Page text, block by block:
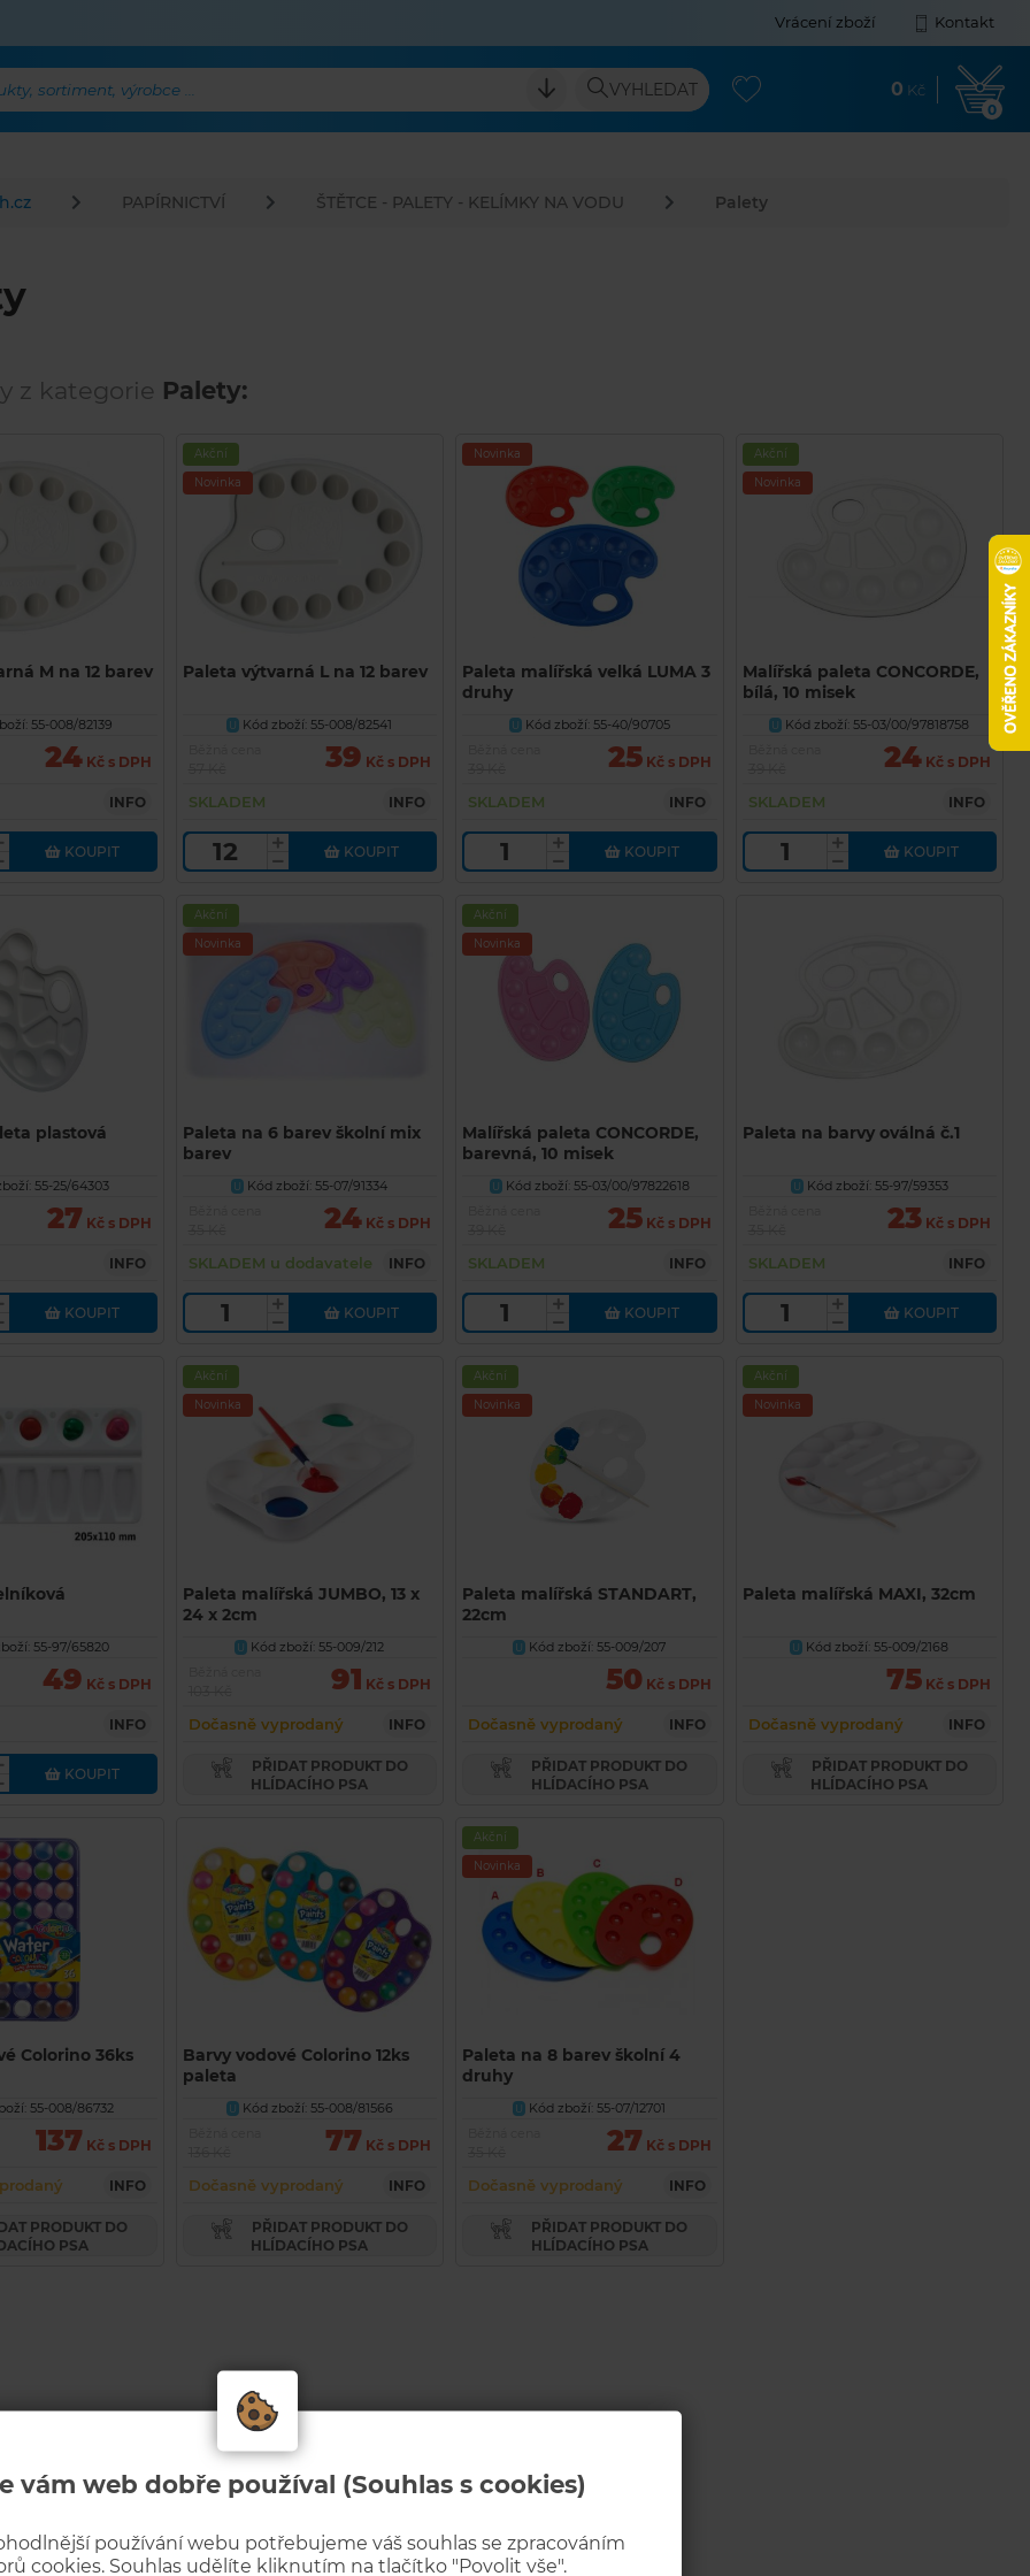
vám web dobře používal (Souhlas s cookies)
používání webu potřebujeme váš souhlas se zpracováním
cookies. Souhlas udělíte kliknutím na tlačítko "Povolit vše".
Vrácení zboží Kontakt
sortiment, výrobce ... VYHLEDAT 0 Kč
0
PAPÍRNICTVÍ ŠTĚTCE - PALETY - KELÍMKY NA VODU Palety
z kategorie Palety:
M na 12 barev
55-008/82139
24Kč s DPH
INFO
KOUPIT
Akční
Novinka
Paleta výtvarná L na 12 barev
U
Kód zboží: 55-008/82541
39 Kč s DPH
SKLADEM INFO
KOUPIT
Novinka
Paleta malířská velká LUMA 3
druhy
U Kód zboží: 55-40/90705
25Kč s DPH
SKLADEM INFO
KOUPIT
Akční
Novinka
Malířská paleta CONCORDE,
bílá, 10 misek
U
Kód zboží: 55-03/00/97818758
24 Kč s DPH
SKLADEM INFO
KOUPIT
plastová
55-25/64303
27 Kč s DPH
INFO
KOUPIT
Akční
Novinka
Paleta na 6 barev školní mix
barev
U
Kód zboží: 55-07/91334
24 Kč s DPH
SKLADEM u dodavatele INFO
KOUPIT
Akční
Novinka
Malířská paleta CONCORDE,
barevná, 10 misek
U Kód zboží: 55-03/00/97822618
25Kč s DPH
SKLADEM INFO
KOUPIT
Paleta na barvy oválná č.1
U Kód zboží: 55-97/59353
23 Kč s DPH
SKLADEM INFO
KOUPIT
55-97/65820
49 Kč s DPH
INFO
KOUPIT
Akční
Novinka
Paleta malířská JUMBO, 13 x
24 x 2cm
U
Kód zboží: 55-009/212
91 Kč s DPH
Dočasně vyprodaný INFO
HLÍDACÍHO PSA
Akční
Novinka
Paleta malířská STANDART,
22cm
U Kód zboží: 55-009/207
50Kč s DPH
Dočasně vyprodaný INFO
HLÍDACÍHO PSA
Akční
Novinka
Paleta malířská MAXI, 32cm
U Kód zboží: 55-009/2168
75 Kč s DPH
Dočasně vyprodaný INFO
HLÍDACÍHO PSA
Colorino 36ks
55-008/86732
137 Kč s DPH
INFO
PSA
Barvy vodové Colorino 12ks
paleta
U Kód zboží: 55-008/81566
77 Kč s DPH
Dočasně vyprodaný INFO
HLÍDACÍHO PSA
Akční
Novinka
Paleta na 8 barev školní 4
druhy
U
Kód zboží: 55-07/12701
27 Kč s DPH
Dočasně vyprodaný INFO
HLÍDACÍHO PSA